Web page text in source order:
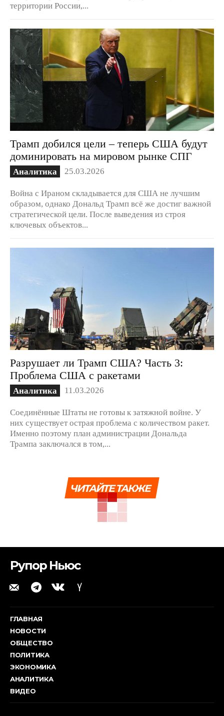
территории России,...
Трамп добился цели – теперь США будут
доминировать на мировом рынке СПГ
Аналитика 25.03.2026
Война с Ираном складывается для США не лучшим
образом, однако Дональд Трамп всё же достиг важной
стратегической цели. После выведения из строя
ключевых объектов...
Разрушает ли Трамп США? Часть 3:
Проблема США с ракетами
Аналитика 11.03.2026
Соединённые Штаты не готовы к затяжной войне. У
них существует острая проблема с количеством ракет.
Именно поэтому план администрации Дональда
Трампа заключался в том,...
ЧИТАЙТЕ ТАКЖЕ
Рупор Ньюс
ГЛАВНАЯ
НОВОСТИ
ОБЩЕСТВО
ПОЛИТИКА
ЭКОНОМИКА
АНАЛИТИКА
ВИДЕО